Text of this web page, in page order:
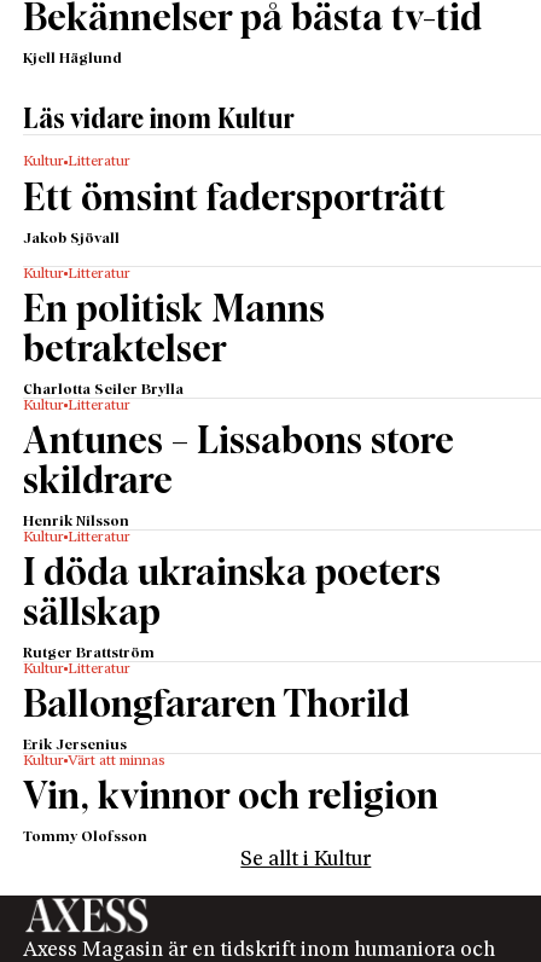
Bekännelser på bästa tv-tid
Kjell Häglund
Läs vidare inom Kultur
Kultur Litteratur
Ett ömsint fadersporträtt
Jakob Sjövall
Kultur Litteratur
En politisk Manns
betraktelser
Charlotta Seiler Brylla
Kultur Litteratur
Antunes – Lissabons store
skildrare
Henrik Nilsson
Kultur Litteratur
I döda ukrainska poeters
sällskap
Rutger Brattström
Kultur Litteratur
Ballongfararen Thorild
Erik Jersenius
Kultur Värt att minnas
Vin, kvinnor och religion
Tommy Olofsson
Se allt i Kultur
Axess Magasin är en tidskrift inom humaniora och